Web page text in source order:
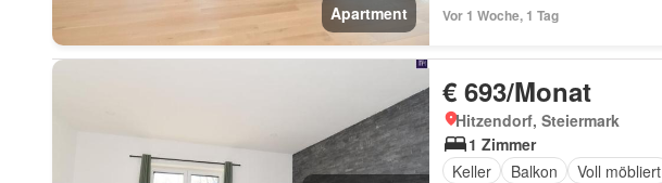
Apartment Vor 1 Woche, 1 Tag
€ 693/Monat
Hitzendorf, Steiermark
1 Zimmer
Keller
Balkon Voll möbliert